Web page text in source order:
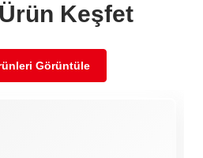
Keşfet
Görüntüle